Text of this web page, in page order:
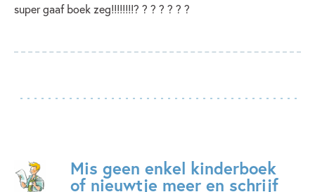
super gaaf boek zeg!!!!!!!!? ? ? ? ? ? ?
Mis geen enkel kinderboek
of nieuwtje meer en schrijf